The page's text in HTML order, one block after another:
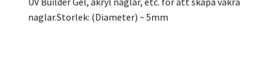
naglar.Storlek: (Diameter) ~ 5mm